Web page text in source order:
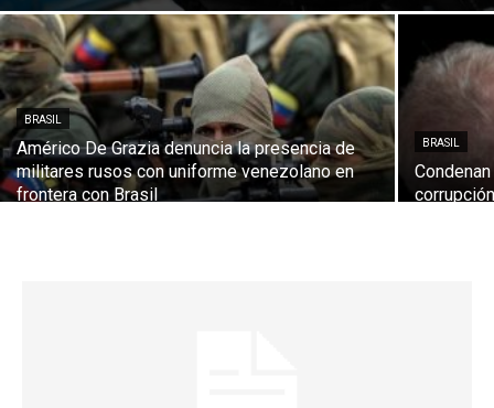
BRASIL
Américo De Grazia denuncia la presencia de
militares rusos con uniforme venezolano en
frontera con Brasil
BRASIL